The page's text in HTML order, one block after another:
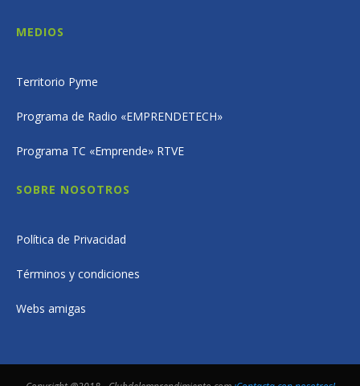
MEDIOS
Territorio Pyme
Programa de Radio «EMPRENDETECH»
Programa TC «Emprende» RTVE
SOBRE NOSOTROS
Política de Privacidad
Términos y condiciones
Webs amigas